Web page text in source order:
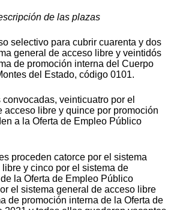
de las plazas
selectivo para cubrir cuarenta y dos
general de acceso libre y veintidós
de promoción interna del Cuerpo
del Estado, código 0101.
veinticuatro por el
acceso libre y quince por promoción
a la Oferta de Empleo Público
proceden catorce por el sistema
y cinco por el sistema de
la Oferta de Empleo Público
el sistema general de acceso libre
de promoción interna de la Oferta de